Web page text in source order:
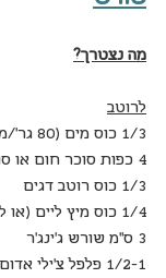
מה נצטרך?
לרוטב
1/3 כוס מים (80 גר'/מ"ל)
4 כפות סוכר חום או סוכר קנים
1/3 כוס רוטב דגים
1/4 כוס מיץ ליים (או לימון)
3 ס"מ שורש ג'ינג'ר
1/2-1 פלפל צ'ילי אדום טרי